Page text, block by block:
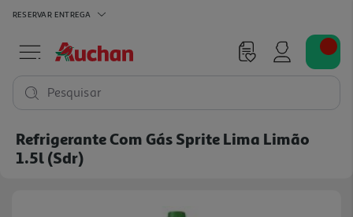
RESERVAR ENTREGA
Pesquisar
Refrigerante Com Gás Sprite Lima Limão
1.5l (sdr)